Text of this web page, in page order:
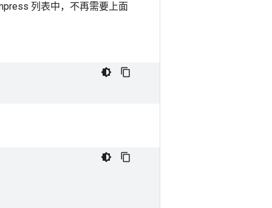
列表中，不再需要上面